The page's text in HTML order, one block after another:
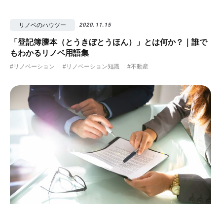
リノベのハウツー 2020.11.15
「登記簿謄本（とうきぼとうほん）」とは何か？｜誰で
もわかるリノベ用語集
#リノベーション #リノベーション知識 #不動産